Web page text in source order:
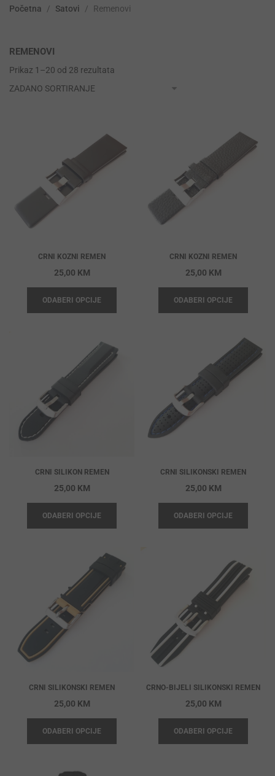
Početna / Satovi / Remenovi
REMENOVI
Prikaz 1–20 od 28 rezultata
CRNI KOZNI REMEN
25,00 KM
ODABERI OPCIJE
CRNI KOZNI REMEN
25,00 KM
ODABERI OPCIJE
CRNI SILIKON REMEN
25,00 KM
ODABERI OPCIJE
CRNI SILIKONSKI REMEN
25,00 KM
ODABERI OPCIJE
CRNI SILIKONSKI REMEN
25,00 KM
ODABERI OPCIJE
CRNO-BIJELI SILIKONSKI REMEN
25,00 KM
ODABERI OPCIJE